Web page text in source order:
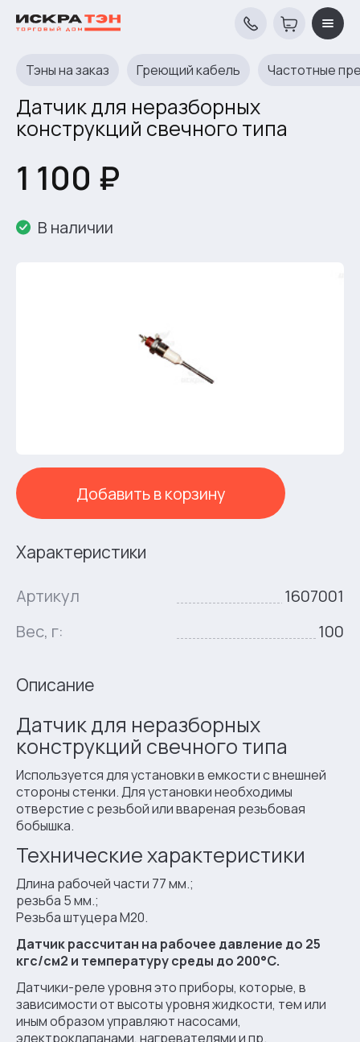
Тэны на заказ Греющий кабель Частотные
Характеристики
Артикул
1607001
Вес, г:
100
Датчик для неразборных
конструкций свечного типа
1 100 ₽
В наличии
Добавить в корзину
Описание
Датчик для неразборных
конструкций свечного типа
Используется для установки в емкости с внешней
стороны стенки. Для установки необходимы
отверстие с резьбой или ввареная резьбовая
бобышка.
Технические характеристики
Длина рабочей части 77 мм.;
резьба 5 мм.;
Резьба штуцера М20.
Датчик рассчитан на рабочее давление до 25
кгс/см2 и температуру среды до 200°С.
Датчики-реле уровня это приборы, которые, в
зависимости от высоты уровня жидкости, тем или
иным образом управляют насосами,
электроклапанами, нагревателями и пр.